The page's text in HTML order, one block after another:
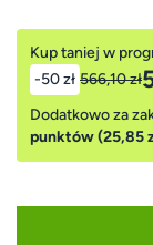
Kup taniej w
-50 zł 566,10 zł
Dodatkowo za
punktów (25,85